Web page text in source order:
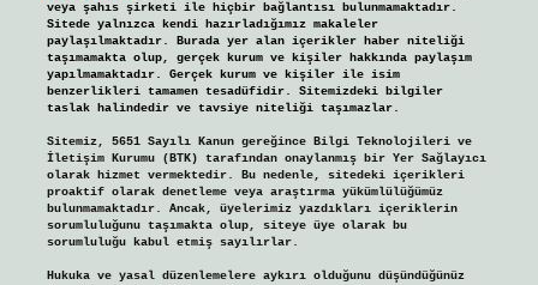
veya şahıs şirketi ile hiçbir bağlantısı bulunmamaktadır.
Sitede yalnızca kendi hazırladığımız makaleler
paylaşılmaktadır. Burada yer alan içerikler haber niteliği
taşımamakta olup, gerçek kurum ve kişiler hakkında paylaşım
yapılmamaktadır. Gerçek kurum ve kişiler ile isim
benzerlikleri tamamen tesadüfidir. Sitemizdeki bilgiler
taslak halindedir ve tavsiye niteliği taşımazlar.
Sitemiz, 5651 Sayılı Kanun gereğince Bilgi Teknolojileri ve
İletişim Kurumu (BTK) tarafından onaylanmış bir Yer Sağlayıcı
olarak hizmet vermektedir. Bu nedenle, sitedeki içerikleri
proaktif olarak denetleme veya araştırma yükümlülüğümüz
bulunmamaktadır. Ancak, üyelerimiz yazdıkları içeriklerin
sorumluluğunu taşımakta olup, siteye üye olarak bu
sorumluluğu kabul etmiş sayılırlar.
Hukuka ve yasal düzenlemelere aykırı olduğunu düşündüğünüz